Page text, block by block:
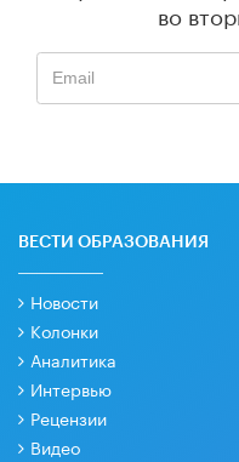
во
ВЕСТИ ОБРАЗОВАНИЯ
Новости
Колонки
Аналитика
Интервью
Рецензии
Видео